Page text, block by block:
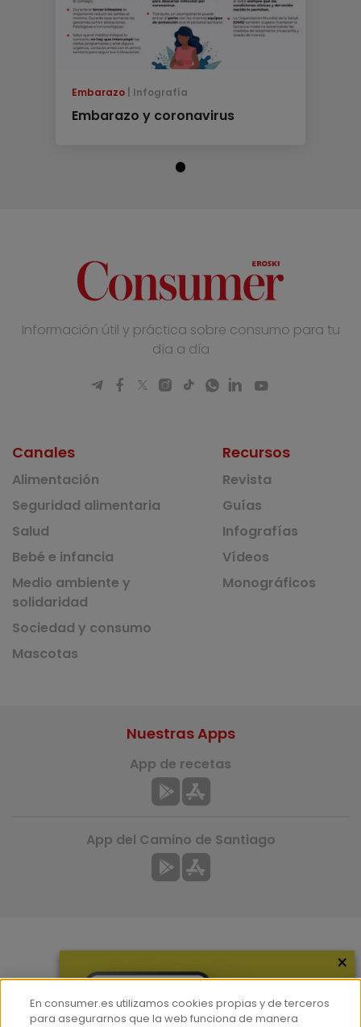
Embarazo Infografía
Embarazo y coronavirus
Información útil y práctica sobre consumo para tu
día a día
Canales
Alimentación
Seguridad alimentaria
Salud
Bebé e infancia
Medio ambiente y
solidaridad
Sociedad y consumo
Mascotas
Recursos
Revista
Guías
Infografías
Vídeos
Monográficos
Hemeroteca
Nuestras Apps
App de recetas
App del Camino de Santiago
×
En consumer.es utilizamos cookies propias y de terceros
para asegurarnos que la web funciona de manera